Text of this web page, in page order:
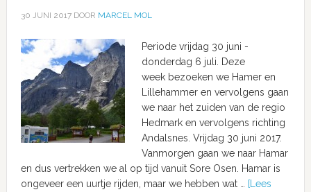
30 JUNI 2017DOOR MARCEL MOL
Periode vrijdag 30 juni -
donderdag 6 juli. Deze
week bezoeken we Hamer en
Lillehammer en vervolgens gaan
we naar het zuiden van de regio
Hedmark en vervolgens richting
Andalsnes. Vrijdag 30 juni 2017.
Vanmorgen gaan we naar Hamar
en dus vertrekken we al op tijd vanuit Sore Osen. Hamar is
ongeveer een uurtje rijden, maar we hebben wat …
[Lees